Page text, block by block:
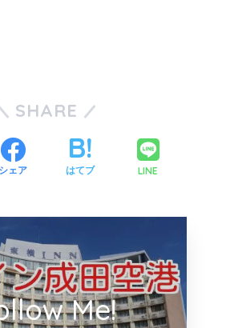
SHARE
シェア はてブ LINE
Me!